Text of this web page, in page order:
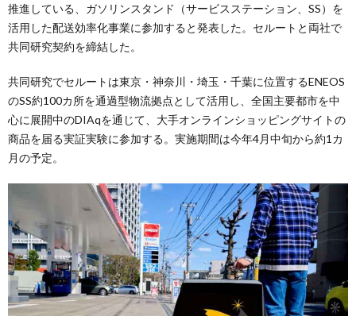
推進している、ガソリンスタンド（サービスステーション、SS）を
活用した配送効率化事業に参加すると発表した。セルートと両社で
共同研究契約を締結した。
共同研究でセルートは東京・神奈川・埼玉・千葉に位置するENEOS
のSS約100カ所を通過型物流拠点として活用し、全国主要都市を中
心に展開中のDIAqを通じて、大手オンラインショッピングサイトの
商品を届る実証実験に参加する。実施期間は今年4月中旬から約1カ
月の予定。